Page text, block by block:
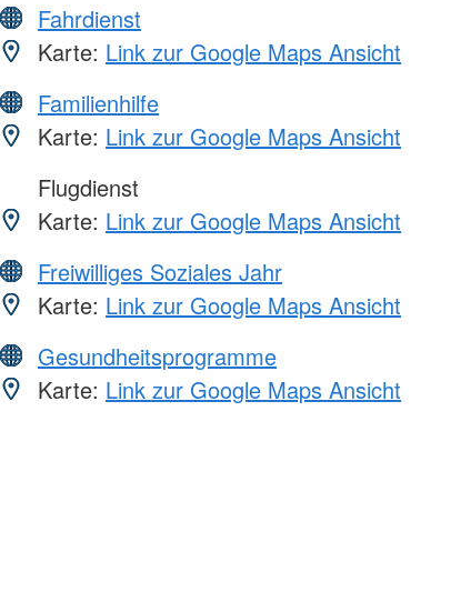
Fahrdienst
Karte: Link zur Google Maps Ansicht
Familienhilfe
Karte: Link zur Google Maps Ansicht
Flugdienst
Karte: Link zur Google Maps Ansicht
Freiwilliges Soziales Jahr
Karte: Link zur Google Maps Ansicht
Gesundheitsprogramme
Karte: Link zur Google Maps Ansicht